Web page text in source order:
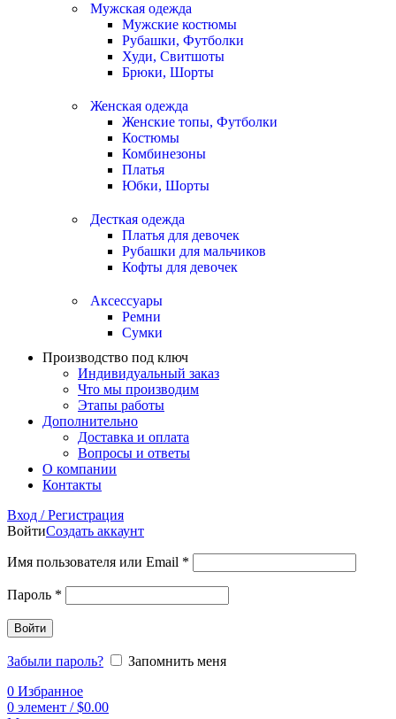
Мужская одежда
Мужские костюмы
Рубашки, Футболки
Худи, Свитшоты
Брюки, Шорты
Женская одежда
Женские топы, Футболки
Костюмы
Комбинезоны
Платья
Юбки, Шорты
Десткая одежда
Платья для девочек
Рубашки для мальчиков
Кофты для девочек
Аксессуары
Ремни
Сумки
Производство под ключ
Индивидуальный заказ
Что мы производим
Этапы работы
Дополнительно
Доставка и оплата
Вопросы и ответы
О компании
Контакты
Вход / Регистрация
ВойтиСоздать аккаунт
Имя пользователя или Email *
Пароль *
Войти
Забыли пароль?
Запомнить меня
0 Избранное
0 элемент / $0.00